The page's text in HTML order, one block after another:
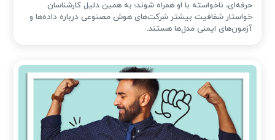
حرفه‌ای، ناخواسته با او همراه شوند؛ به همین دلیل کارشناسان
خواستار شفافیت بیشتر شرکت‌های هوش مصنوعی درباره داده‌ها و
آزمون‌های ایمنی مدل‌ها هستند.